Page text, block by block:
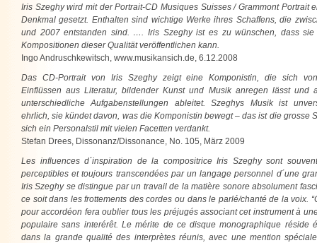
Iris Szeghy wird mit der Portrait-CD Musiques Suisses / Grammont Portrait
Denkmal gesetzt. Enthalten sind wichtige Werke ihres Schaffens, die
und 2007 entstanden sind. …. Iris Szeghy ist es zu wünschen, dass sie
Kompositionen dieser Qualität veröffentlichen kann.
Ingo Andruschkewitsch, www.musikansich.de, 6.12.2008
Das CD-Portrait von Iris Szeghy zeigt eine Komponistin, die sich
Einflüssen aus Literatur, bildender Kunst und Musik anregen lässt und
unterschiedliche Aufgabenstellungen ableitet. Szeghys Musik ist
ehrlich, sie kündet davon, was die Komponistin bewegt – das ist die grosse
sich ein Personalstil mit vielen Facetten verdankt.
Stefan Drees, Dissonanz/Dissonance, No. 105, März 2009
Les influences d´inspiration de la compositrice Iris Szeghy sont
perceptibles et toujours transcendées par un langage personnel d´une
Iris Szeghy se distingue par un travail de la matière sonore absolument
ce soit dans les frottements des cordes ou dans le parlé/chanté de la voix.
pour accordéon fera oublier tous les préjugés associant cet instrument à
populaire sans interérêt. Le mérite de ce disque monographique réside
dans la grande qualité des interprètes réunis, avec une mention